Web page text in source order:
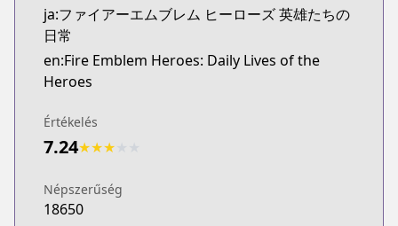
ja:ファイアーエムブレム ヒーローズ 英雄たちの
日常
en:Fire Emblem Heroes: Daily Lives of the
Heroes
Értékelés
7.24★★★
Népszerűség
18650